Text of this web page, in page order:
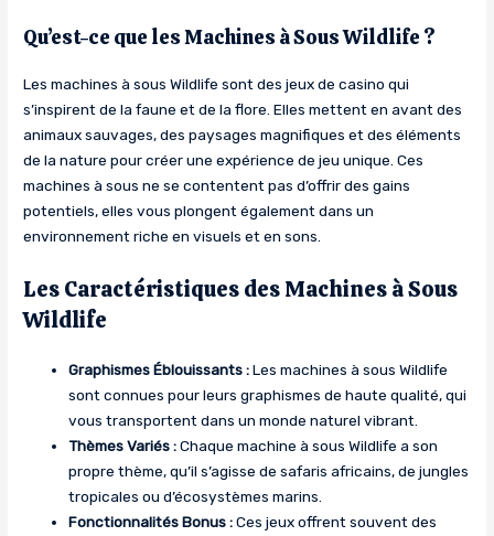
Qu’est-ce que les Machines à Sous Wildlife ?
Les machines à sous Wildlife sont des jeux de casino qui
s’inspirent de la faune et de la flore. Elles mettent en avant des
animaux sauvages, des paysages magnifiques et des éléments
de la nature pour créer une expérience de jeu unique. Ces
machines à sous ne se contentent pas d’offrir des gains
potentiels, elles vous plongent également dans un
environnement riche en visuels et en sons.
Les Caractéristiques des Machines à Sous
Wildlife
Graphismes Éblouissants :Les machines à sous Wildlife
sont connues pour leurs graphismes de haute qualité, qui
vous transportent dans un monde naturel vibrant.
Thèmes Variés :Chaque machine à sous Wildlife a son
propre thème, qu’il s’agisse de safaris africains, de jungles
tropicales ou d’écosystèmes marins.
Fonctionnalités Bonus :Ces jeux offrent souvent des